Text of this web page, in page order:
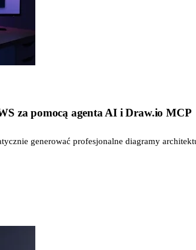
za pomocą agenta AI i Draw.io MCP
generować profesjonalne diagramy